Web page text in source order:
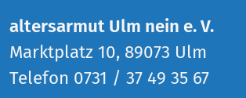
altersarmut Ulm nein e. V.
Marktplatz 10, 89073 Ulm
Telefon 0731 / 37 49 35 67